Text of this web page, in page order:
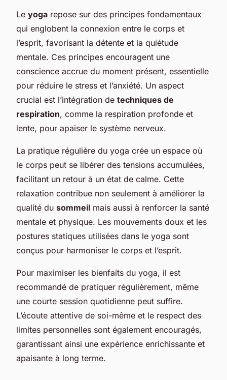
Le yoga repose sur des principes fondamentaux
qui englobent la connexion entre le corps et
l’esprit, favorisant la détente et la quiétude
mentale. Ces principes encouragent une
conscience accrue du moment présent, essentielle
pour réduire le stress et l’anxiété. Un aspect
crucial est l’intégration de techniques de
respiration, comme la respiration profonde et
lente, pour apaiser le système nerveux.
La pratique régulière du yoga crée un espace où
le corps peut se libérer des tensions accumulées,
facilitant un retour à un état de calme. Cette
relaxation contribue non seulement à améliorer la
qualité du sommeil mais aussi à renforcer la santé
mentale et physique. Les mouvements doux et les
postures statiques utilisées dans le yoga sont
conçus pour harmoniser le corps et l’esprit.
Pour maximiser les bienfaits du yoga, il est
recommandé de pratiquer régulièrement, même
une courte session quotidienne peut suffire.
L’écoute attentive de soi-même et le respect des
limites personnelles sont également encouragés,
garantissant ainsi une expérience enrichissante et
apaisante à long terme.